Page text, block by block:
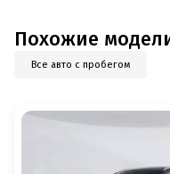
Похожие
Все авто с пробегом